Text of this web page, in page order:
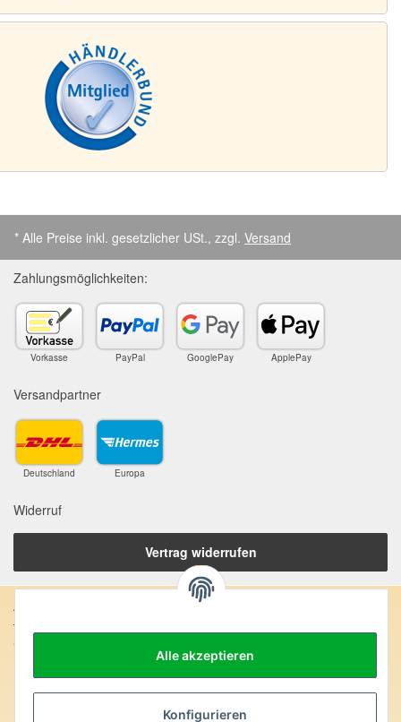
Alle akzeptieren
Konfigurieren
* Alle Preise inkl. gesetzlicher USt., zzgl. Versand
Zahlungsmöglichkeiten:
Vorkasse PayPal GooglePay ApplePay
Versandpartner
Deutschland Europa
Widerruf
Vertrag widerrufen
Anschrift:
SteinZeitOase
Uhlandstr. 7
D-75391 Gechingen